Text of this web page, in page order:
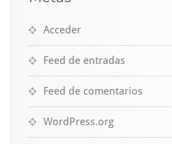
Acceder
Feed de entradas
Feed de comentarios
WordPress.org